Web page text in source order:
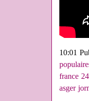
10:01
france 24
asger